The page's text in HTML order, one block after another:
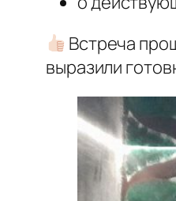
Встреча
выразили